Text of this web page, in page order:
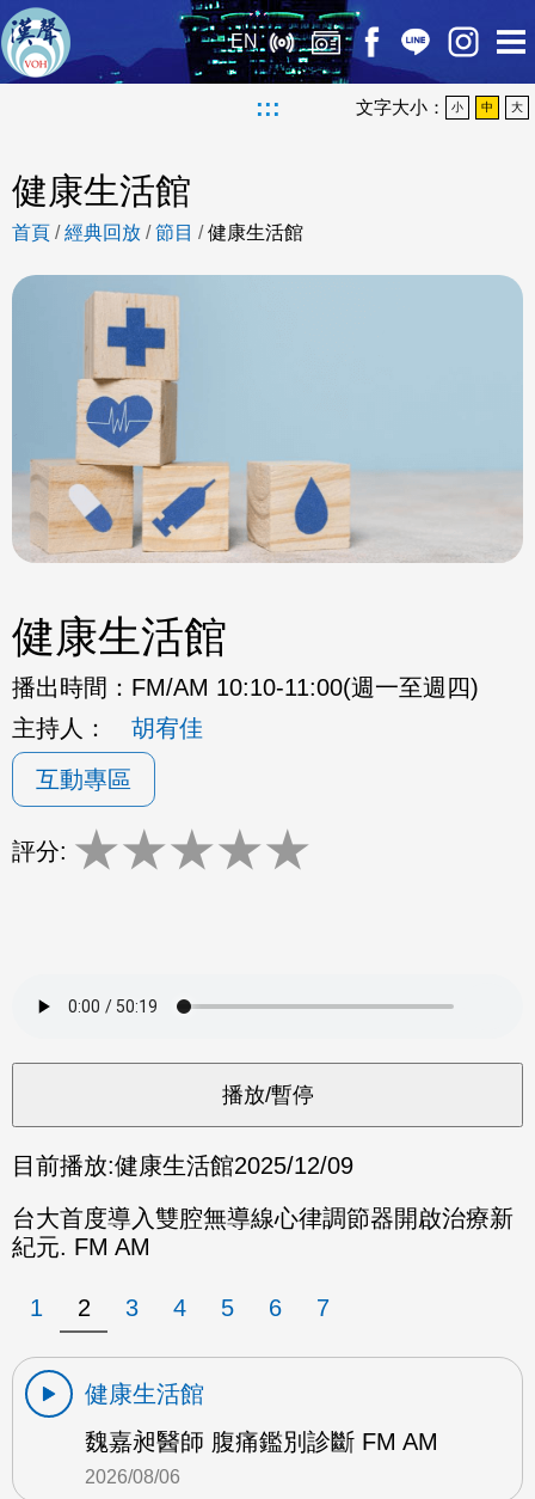
EN
::: 文字大小： 小 中 大
健康生活館
首頁 /經典回放 /節目 /健康生活館
健康生活館
播出時間： FM/AM 10:10-11:00(週一至週四)
主持人：
胡宥佳
互動專區
評分: ★★★★★
目前播放:健康生活館2025/12/09
台大首度導入雙腔無導線心律調節器開啟治療新
紀元. FM AM
1 2 3 4 5 6 7
健康生活館
魏嘉昶醫師 腹痛鑑別診斷 FM AM
2026/08/06